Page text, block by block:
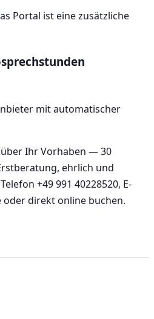
Portal ist eine zusätzliche
mit automatischer
Ihr Vorhaben — 30
ehrlich und
+49 991 40228520, E-
oder direkt online buchen.